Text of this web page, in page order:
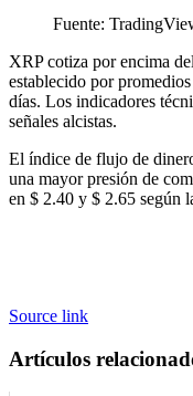
Fuente:
XRP cotiza por encima
establecido por
días. Los indicadores
señales alcistas.
El índice de flujo de
una mayor presión de
en $ 2.40 y $ 2.65 según
Source link
Artículos